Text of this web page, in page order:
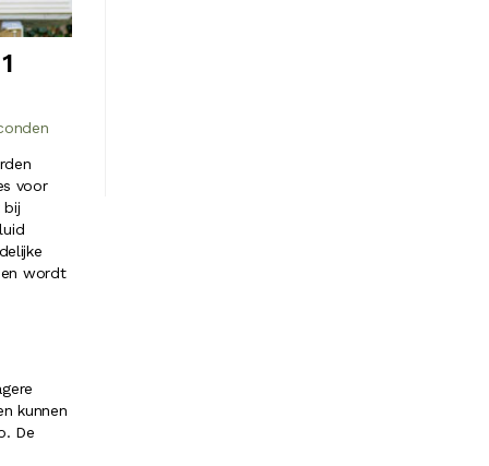
voor
bij
wordt
kunnen
De